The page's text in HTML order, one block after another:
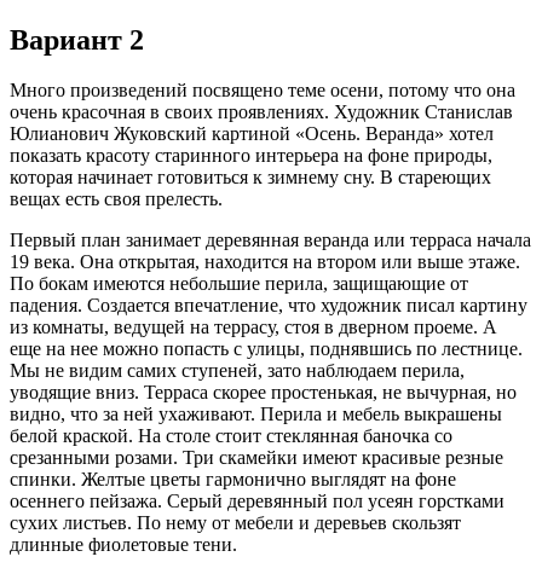
Вариант 2
Много произведений посвящено теме осени, потому что она
очень красочная в своих проявлениях. Художник Станислав
Юлианович Жуковский картиной «Осень. Веранда» хотел
показать красоту старинного интерьера на фоне природы,
которая начинает готовиться к зимнему сну. В стареющих
вещах есть своя прелесть.
Первый план занимает деревянная веранда или терраса начала
19 века. Она открытая, находится на втором или выше этаже.
По бокам имеются небольшие перила, защищающие от
падения. Создается впечатление, что художник писал картину
из комнаты, ведущей на террасу, стоя в дверном проеме. А
еще на нее можно попасть с улицы, поднявшись по лестнице.
Мы не видим самих ступеней, зато наблюдаем перила,
уводящие вниз. Терраса скорее простенькая, не вычурная, но
видно, что за ней ухаживают. Перила и мебель выкрашены
белой краской. На столе стоит стеклянная баночка со
срезанными розами. Три скамейки имеют красивые резные
спинки. Желтые цветы гармонично выглядят на фоне
осеннего пейзажа. Серый деревянный пол усеян горстками
сухих листьев. По нему от мебели и деревьев скользят
длинные фиолетовые тени.